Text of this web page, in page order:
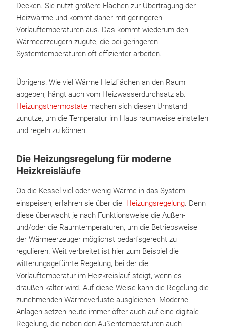
Decken. Sie nutzt größere Flächen zur Übertragung der
Heizwärme und kommt daher mit geringeren
Vorlauftemperaturen aus. Das kommt wiederum den
Wärmeerzeugern zugute, die bei geringeren
Systemtemperaturen oft effizienter arbeiten.
Übrigens: Wie viel Wärme Heizflächen an den Raum
abgeben, hängt auch vom Heizwasserdurchsatz ab.
Heizungsthermostate machen sich diesen Umstand
zunutze, um die Temperatur im Haus raumweise einstellen
und regeln zu können.
Die Heizungsregelung für moderne
Heizkreisläufe
Ob die Kessel viel oder wenig Wärme in das System
einspeisen, erfahren sie über die Heizungsregelung. Denn
diese überwacht je nach Funktionsweise die Außen-
und/oder die Raumtemperaturen, um die Betriebsweise
der Wärmeerzeuger möglichst bedarfsgerecht zu
regulieren. Weit verbreitet ist hier zum Beispiel die
witterungsgeführte Regelung, bei der die
Vorlauftemperatur im Heizkreislauf steigt, wenn es
draußen kälter wird. Auf diese Weise kann die Regelung die
zunehmenden Wärmeverluste ausgleichen. Moderne
Anlagen setzen heute immer öfter auch auf eine digitale
Regelung, die neben den Außentemperaturen auch